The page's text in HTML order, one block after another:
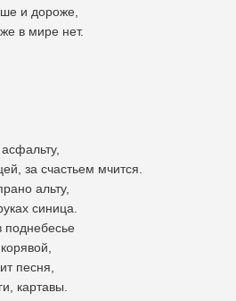
и дороже,
в мире нет.
за счастьем мчится.
альту,
синица.
поднебесье
песня,
картавы.